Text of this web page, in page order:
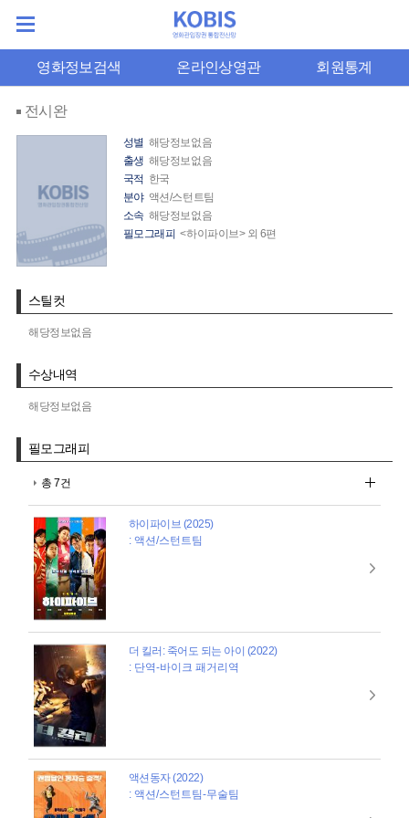
영화정보검색 온라인상영관 회원통계
전시완
성별 해당정보없음
출생 해당정보없음
국적 한국
분야 액션/스턴트팀
소속 해당정보없음
필모그래피 <하이파이브> 외 6편
스틸컷
해당정보없음
수상내역
해당정보없음
필모그래피
총 7건
하이파이브 (2025)
: 액션/스턴트팀
더 킬러: 죽어도 되는 아이 (2022)
: 단역-바이크 패거리역
액션동자 (2022)
: 액션/스턴트팀-무술팀